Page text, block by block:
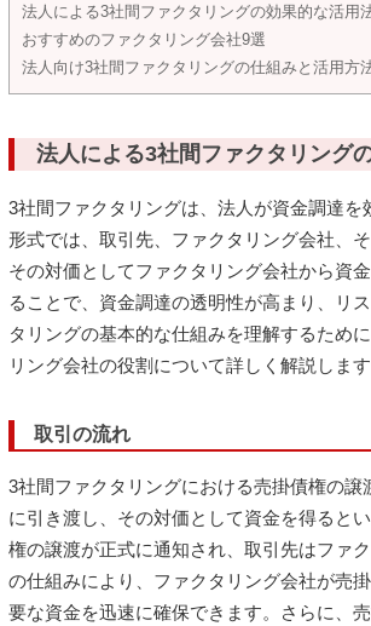
法人による3社間ファクタリングの効果的な活用
おすすめのファクタリング会社9選
法人向け3社間ファクタリングの仕組みと活用方
法人による3社間ファクタリング
3社間ファクタリングは、法人が資金調達
形式では、取引先、ファクタリング会社、
その対価としてファクタリング会社から資
ることで、資金調達の透明性が高まり、リ
タリングの基本的な仕組みを理解するため
リング会社の役割について詳しく解説します
取引の流れ
3社間ファクタリングにおける売掛債権の
に引き渡し、その対価として資金を得ると
権の譲渡が正式に通知され、取引先はファ
の仕組みにより、ファクタリング会社が売
要な資金を迅速に確保できます。さらに、